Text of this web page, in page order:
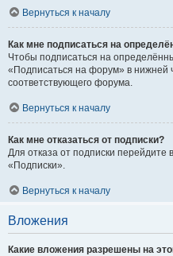
Вернуться к началу
Как мне подписаться на
Чтобы подписаться на
«Подписаться на форум» в нижней
соответствующего форума.
Вернуться к началу
Как мне отказаться от подписки?
Для отказа от подписки
«Подписки».
Вернуться к началу
Вложения
Какие вложения разрешены на